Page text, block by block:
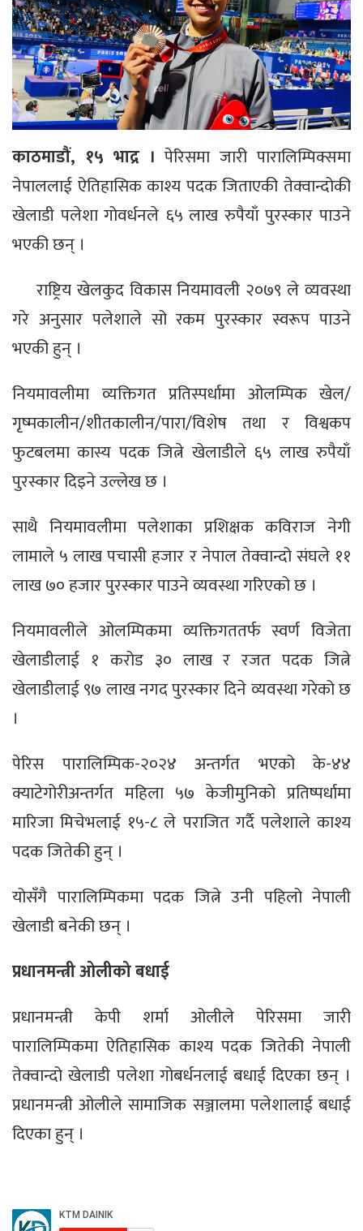
काठमाडौं, १५ भाद्र । पेरिसमा जारी पारालिम्पिक्समा
नेपाललाई ऐतिहासिक काश्य पदक जिताएकी तेक्वान्दोकी
खेलाडी पलेशा गोवर्धनले ६५ लाख रुपैयाँ पुरस्कार पाउने
भएकी छन् ।
राष्ट्रिय खेलकुद विकास नियमावली २०७९ ले व्यवस्था
गरे अनुसार पलेशाले सो रकम पुरस्कार स्वरूप पाउने
भएकी हुन् ।
नियमावलीमा व्यक्तिगत प्रतिस्पर्धामा ओलम्पिक खेल/
गृष्मकालीन/शीतकालीन/पारा/विशेष तथा र विश्वकप
फुटबलमा कास्य पदक जित्ने खेलाडीले ६५ लाख रुपैयाँ
पुरस्कार दिइने उल्लेख छ ।
साथै नियमावलीमा पलेशाका प्रशिक्षक कविराज नेगी
लामाले ५ लाख पचासी हजार र नेपाल तेक्वान्दो संघले ११
लाख ७० हजार पुरस्कार पाउने व्यवस्था गरिएको छ ।
नियमावलीले ओलम्पिकमा व्यक्तिगततर्फ स्वर्ण विजेता
खेलाडीलाई १ करोड ३० लाख र रजत पदक जित्ने
खेलाडीलाई ९७ लाख नगद पुरस्कार दिने व्यवस्था गरेको छ
।
पेरिस पारालिम्पिक-२०२४ अन्तर्गत भएको के-४४
क्याटेगोरीअन्तर्गत महिला ५७ केजीमुनिको प्रतिष्पर्धामा
मारिजा मिचेभलाई १५-८ ले पराजित गर्दै पलेशाले काश्य
पदक जितेकी हुन् ।
योसँगै पारालिम्पिकमा पदक जित्ने उनी पहिलो नेपाली
खेलाडी बनेकी छन् ।
प्रधानमन्त्री ओलीको बधाई
प्रधानमन्त्री केपी शर्मा ओलीले पेरिसमा जारी
पारालिम्पिकमा ऐतिहासिक काश्य पदक जितेकी नेपाली
तेक्वान्दो खेलाडी पलेशा गोबर्धनलाई बधाई दिएका छन् ।
प्रधानमन्त्री ओलीले सामाजिक सञ्जालमा पलेशालाई बधाई
दिएका हुन् ।